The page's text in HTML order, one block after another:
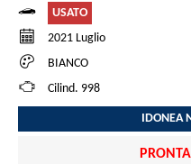
USATO
2021 Luglio
BIANCO
Cilind. 998
IDONEA